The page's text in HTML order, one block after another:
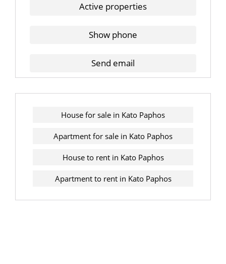
Active properties
Show phone
Send email
House for sale in Kato Paphos
Apartment for sale in Kato Paphos
House to rent in Kato Paphos
Apartment to rent in Kato Paphos